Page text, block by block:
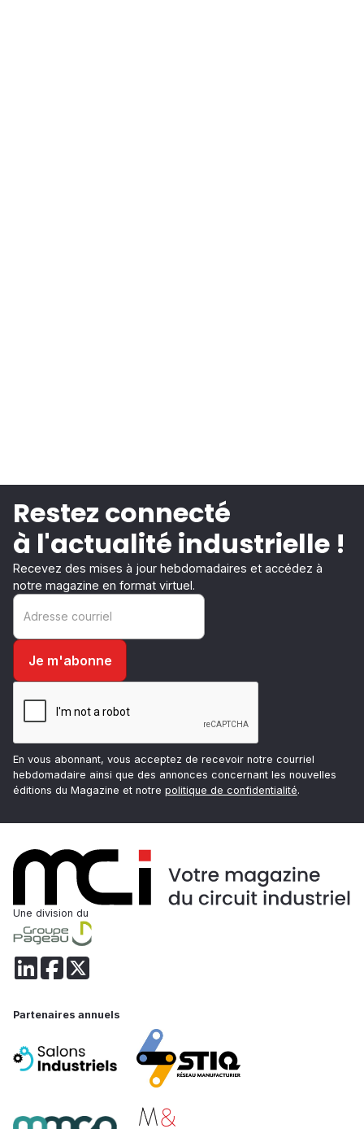
Restez connecté
à l'actualité industrielle !
Recevez des mises à jour hebdomadaires et accédez à
notre magazine en format virtuel.
En vous abonnant, vous acceptez de recevoir notre courriel
hebdomadaire ainsi que des annonces concernant les nouvelles
éditions du Magazine et notre politique de confidentialité.
Une division du
Partenaires annuels